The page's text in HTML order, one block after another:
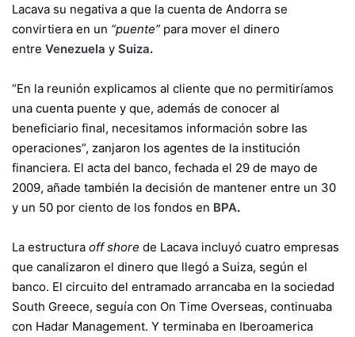
Lacava su negativa a que la cuenta de Andorra se
convirtiera en un “puente” para mover el dinero
entre Venezuela y Suiza.
“En la reunión explicamos al cliente que no permitiríamos
una cuenta puente y que, además de conocer al
beneficiario final, necesitamos información sobre las
operaciones”, zanjaron los agentes de la institución
financiera. El acta del banco, fechada el 29 de mayo de
2009, añade también la decisión de mantener entre un 30
y un 50 por ciento de los fondos en BPA.
La estructura off shore de Lacava incluyó cuatro empresas
que canalizaron el dinero que llegó a Suiza, según el
banco. El circuito del entramado arrancaba en la sociedad
South Greece, seguía con On Time Overseas, continuaba
con Hadar Management. Y terminaba en Iberoamerica